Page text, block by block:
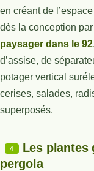
en créant de
dès la conception par
paysager dans le 92
d’assise, de
potager vertical
cerises, salades,
superposés.
4
Les plantes
pergola